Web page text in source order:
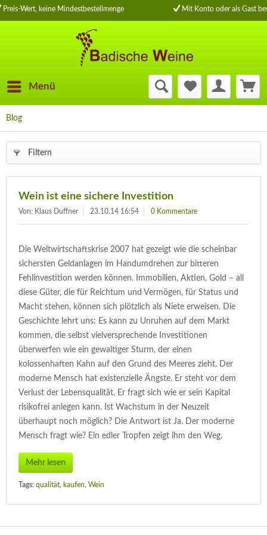
Preis-Wert, keine Mindestbestellmenge Mit Konto oder als Gast
Menü
Blog
Filtern
Wein ist eine sichere Investition
Von: Klaus Duffner 23.10.14 16:54 0 Kommentare
Die Weltwirtschaftskrise 2007 hat gezeigt wie die scheinbar
sichersten Geldanlagen im Handumdrehen zur bitteren
Fehlinvestition werden können. Immobilien, Aktien, Gold – all
diese Güter, die für Reichtum und Vermögen, für Status und
Macht stehen, können sich plötzlich als Niete erweisen. Die
Geschichte lehrt uns: Es kann zu Unruhen auf dem Markt
kommen, die selbst vielversprechende Investitionen
überwerfen wie ein gewaltiger Sturm, der einen
kolossenhaften Kahn auf den Grund des Meeres zieht. Der
moderne Mensch hat existenzielle Ängste. Er steht vor dem
Verlust der Lebensqualität. Er fragt sich wie er sein Kapital
risikofrei anlegen kann. Ist Wachstum in der Neuzeit
überhaupt noch möglich? Die Antwort ist Ja. Der moderne
Mensch fragt wie? Ein edler Tropfen zeigt ihm den Weg.
Mehr lesen
Tags: qualität, kaufen, Wein